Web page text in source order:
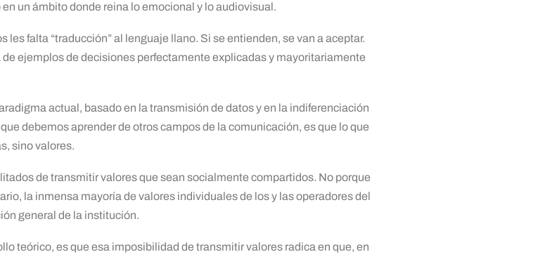
un ámbito donde reina lo emocional y lo audiovisual.
les falta “traducción” al lenguaje llano. Si se entienden, se van a aceptar.
ejemplos de decisiones perfectamente explicadas y mayoritariamente
actual, basado en la transmisión de datos y en la indiferenciación
debemos aprender de otros campos de la comunicación, es que lo que
sino valores.
de transmitir valores que sean socialmente compartidos. No porque
la inmensa mayoría de valores individuales de los y las operadores del
general de la institución.
teórico, es que esa imposibilidad de transmitir valores radica en que, en